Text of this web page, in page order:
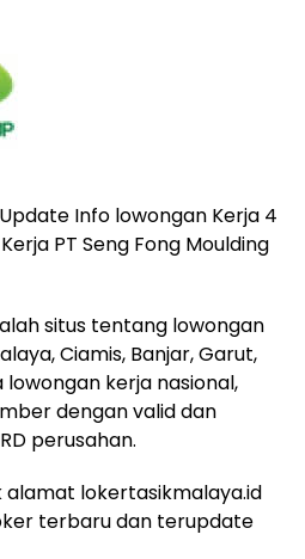
Info lowongan Kerja 4
PT Seng Fong Moulding
situs tentang lowongan
Ciamis, Banjar, Garut,
lowongan kerja nasional,
dengan valid dan
perusahan.
lokertasikmalaya.id
terbaru dan terupdate